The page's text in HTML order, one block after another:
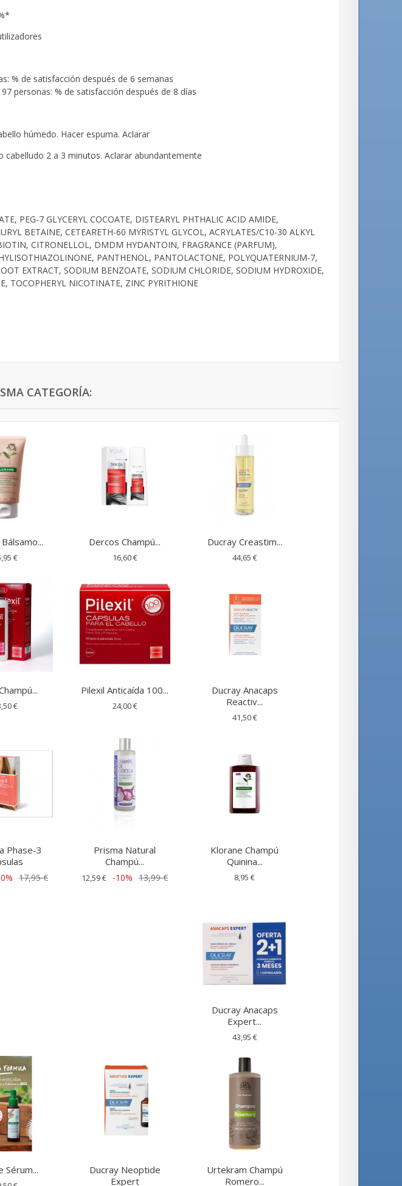
% de satisfacción después de 6 semanas
personas: % de satisfacción después de 8 días
húmedo. Hacer espuma. Aclarar
cabelludo 2 a 3 minutos. Aclarar abundantemente
PEG-7 GLYCERYL COCOATE, DISTEARYL PHTHALIC ACID AMIDE,
BETAINE, CETEARETH-60 MYRISTYL GLYCOL, ACRYLATES/C10-30 ALKYL
CITRONELLOL, DMDM HYDANTOIN, FRAGRANCE (PARFUM),
PANTHENOL, PANTOLACTONE, POLYQUATERNIUM-7,
EXTRACT, SODIUM BENZOATE, SODIUM CHLORIDE, SODIUM HYDROXIDE,
TOCOPHERYL NICOTINATE, ZINC PYRITHIONE
CATEGORÍA:
€
Dercos Champú...
16,60 €
Ducray Creastim...
44,65 €
€
Pilexil Anticaída 100...
24,00 €
Ducray Anacaps
Reactiv...
41,50 €
Phase-3
17,95 €
Prisma Natural
Champú...
12,59 € -10% 13,99 €
Klorane Champú
Quinina...
8,95 €
Ducray Anacaps
Expert...
43,95 €
Sérum...
Ducray Neoptide
Expert
Urtekram Champú
Romero...